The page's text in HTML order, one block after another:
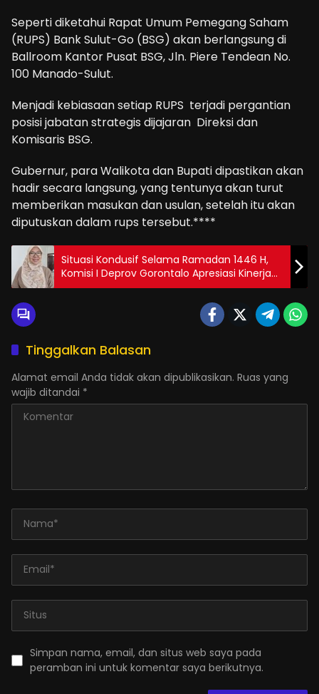
Seperti diketahui Rapat Umum Pemegang Saham
(RUPS) Bank Sulut-Go (BSG) akan berlangsung di
Ballroom Kantor Pusat BSG, Jln. Piere Tendean No.
100 Manado-Sulut.
Menjadi kebiasaan setiap RUPS terjadi pergantian
posisi jabatan strategis dijajaran Direksi dan
Komisaris BSG.
Gubernur, para Walikota dan Bupati dipastikan akan
hadir secara langsung, yang tentunya akan turut
memberikan masukan dan usulan, setelah itu akan
diputuskan dalam rups tersebut.****
Situasi Kondusif Selama Ramadan 1446 H,
Komisi I Deprov Gorontalo Apresiasi Kinerja
Aparat Keamanan
Tinggalkan Balasan
Alamat email Anda tidak akan dipublikasikan. Ruas yang
wajib ditandai *
Simpan nama, email, dan situs web saya pada
peramban ini untuk komentar saya berikutnya.